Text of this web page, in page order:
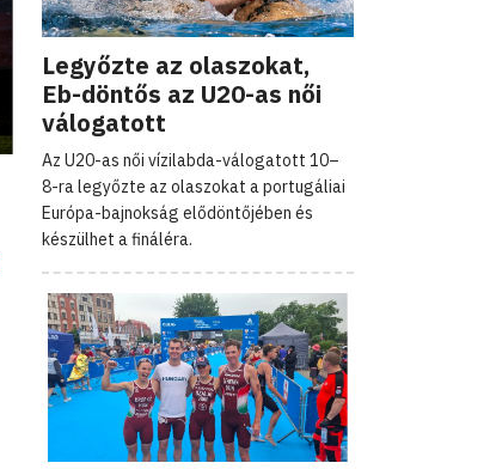
Legyőzte az olaszokat,
Eb-döntős az U20-as női
válogatott
Az U20-as női vízilabda-válogatott 10–
8-ra legyőzte az olaszokat a portugáliai
Európa-bajnokság elődöntőjében és
készülhet a fináléra.